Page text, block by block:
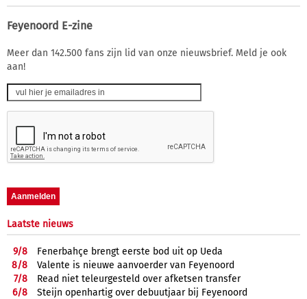
Feyenoord E-zine
Meer dan 142.500 fans zijn lid van onze nieuwsbrief. Meld je ook
aan!
Laatste nieuws
9/8
Fenerbahçe brengt eerste bod uit op Ueda
8/8
Valente is nieuwe aanvoerder van Feyenoord
7/8
Read niet teleurgesteld over afketsen transfer
6/8
Steijn openhartig over debuutjaar bij Feyenoord